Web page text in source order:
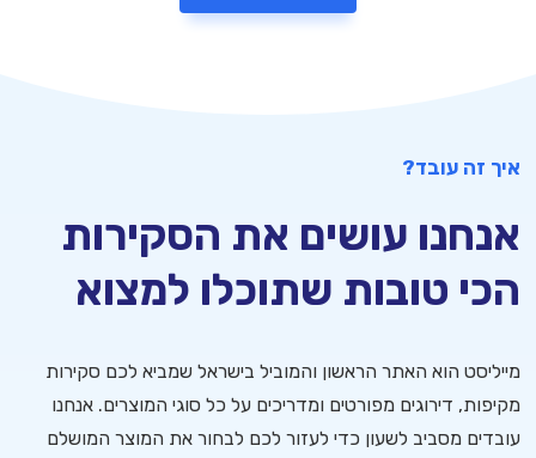
איך זה עובד?
אנחנו עושים את הסקירות
הכי טובות שתוכלו למצוא
מייליסט הוא האתר הראשון והמוביל בישראל שמביא לכם סקירות
מקיפות, דירוגים מפורטים ומדריכים על כל סוגי המוצרים. אנחנו
עובדים מסביב לשעון כדי לעזור לכם לבחור את המוצר המושלם